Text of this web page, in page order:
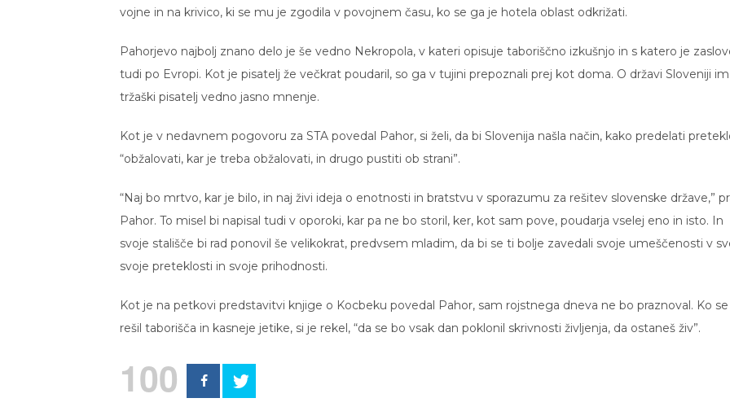
vojne in na krivico, ki se mu je zgodila v povojnem času, ko se ga je hotela oblast odkrižati.
Pahorjevo najbolj znano delo je še vedno Nekropola, v kateri opisuje taboriščno izkušnjo in s katero je
tudi po Evropi. Kot je pisatelj že večkrat poudaril, so ga v tujini prepoznali prej kot doma. O državi Sloveniji
tržaški pisatelj vedno jasno mnenje.
Kot je v nedavnem pogovoru za STA povedal Pahor, si želi, da bi Slovenija našla način, kako predelati
“obžalovati, kar je treba obžalovati, in drugo pustiti ob strani”.
“Naj bo mrtvo, kar je bilo, in naj živi ideja o enotnosti in bratstvu v sporazumu za rešitev slovenske države,”
Pahor. To misel bi napisal tudi v oporoki, kar pa ne bo storil, ker, kot sam pove, poudarja vselej eno in isto. In
svoje stališče bi rad ponovil še velikokrat, predvsem mladim, da bi se ti bolje zavedali svoje umeščenosti v
svoje preteklosti in svoje prihodnosti.
Kot je na petkovi predstavitvi knjige o Kocbeku povedal Pahor, sam rojstnega dneva ne bo praznoval. Ko
rešil taborišča in kasneje jetike, si je rekel, “da se bo vsak dan poklonil skrivnosti življenja, da ostaneš živ”.
100